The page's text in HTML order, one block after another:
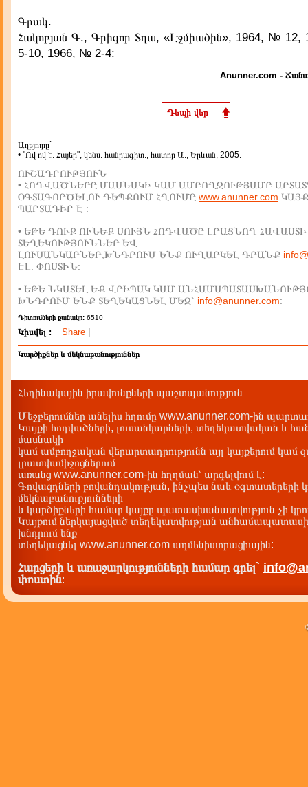
Գրակ.
Հակոբյան Գ., Գրիգոր Տղա, «Էջմիածին», 1964, №
5-10, 1966, № 2-4:
Anunner.com -
Դեպի վեր
Աղբյուրը`
• "Ով ով է. Հայեր", կենս. հանրագիտ., հատոր Ա., Երևան, 2005:
ՈՒՇԱԴՐՈՒԹՅՈՒՆ
• ՀՈԴՎԱԾՆԵՐԸ ՄԱՍՆԱԿԻ ԿԱՄ ԱՄԲՈՂՋՈՒԹՅԱՄԲ
ՕԳՏԱԳՈՐԾԵԼՈՒ ԴԵՊՔՈՒՄ ՀՂՈՒՄԸ www.anunner.com
ՊԱՐՏԱԴԻՐ Է :
• ԵԹԵ ԴՈՒՔ ՈՒՆԵՔ ՍՈՒՅՆ ՀՈԴՎԱԾԸ ԼՐԱՑՆՈՂ ՀԱՎԱՍՏԻ
ՏԵՂԵԿՈՒԹՅՈՒՆՆԵՐ ԵՎ
ԼՈՒՍԱՆԿԱՐՆԵՐ,ԽՆԴՐՈՒՄ ԵՆՔ ՈՒՂԱՐԿԵԼ ԴՐԱՆՔ
ԷԼ. ՓՈՍՏԻՆ:
• ԵԹԵ ՆԿԱՏԵԼ ԵՔ ՎՐԻՊԱԿ ԿԱՄ
ԽՆԴՐՈՒՄ ԵՆՔ ՏԵՂԵԿԱՑՆԵԼ ՄԵԶ` info@anunner.com:
Դիտումների քանակը: 6510
Կիսվել : Share
Կարծիքներ և մեկնաբանություններ
Հեղինակային իրավունքների պաշտպանություն
Մեջբերումներ անելիս հղումը www.anunner.com-ին
Կայքի հոդվածների, լուսանկարների, տեղեկատվական և
մասնակի
կամ ամբողջական վերարտադրությունն այլ կայքերում կամ
լրատվամիջոցներում
առանց www.anunner.com-ին հղղման՝ արգելվում է:
Գովազդների բովանդակության, ինչպես նաև օգտատերերի
մեկնաբանությունների
և կարծիքների համար կայքը պատասխանատվություն չի
Կայքում ներկայացված տեղեկատվության
խնդրում ենք
տեղեկացնել www.anunner.com ադմենիստրացիային:
Հարցերի և առաջարկությունների համար գրել`
փոստին: